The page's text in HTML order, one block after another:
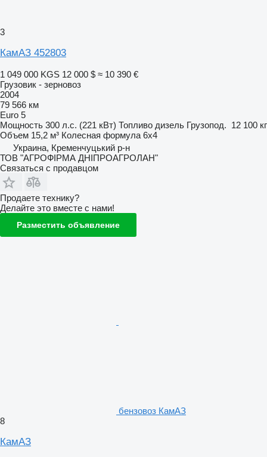
3
КамАЗ 452803
1 049 000 KGS 12 000 $ ≈ 10 390 €
Грузовик - зерновоз
2004
79 566 км
Euro 5
Мощность 300 л.с. (221 кВт) Топливо дизель Грузопод. 12 100 кг
Объем 15,2 м³ Колесная формула 6x4
Украина, Кременчуцький р-н
ТОВ "АГРОФІРМА ДНІПРОАГРОЛАН"
Связаться с продавцом
Продаете технику?
Делайте это вместе с нами!
Разместить объявление
бензовоз КамАЗ
8
КамАЗ